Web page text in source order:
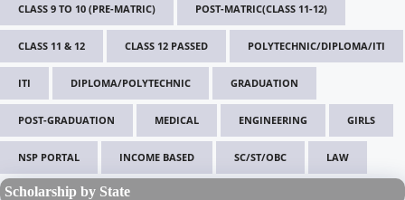
CLASS 9 TO 10 (PRE-MATRIC) POST-MATRIC(CLASS 11-12)
CLASS 11 & 12 CLASS 12 PASSED POLYTECHNIC/DIPLOMA/ITI
ITI DIPLOMA/POLYTECHNIC GRADUATION
POST-GRADUATION MEDICAL ENGINEERING GIRLS
NSP PORTAL INCOME BASED SC/ST/OBC LAW
Scholarship by State